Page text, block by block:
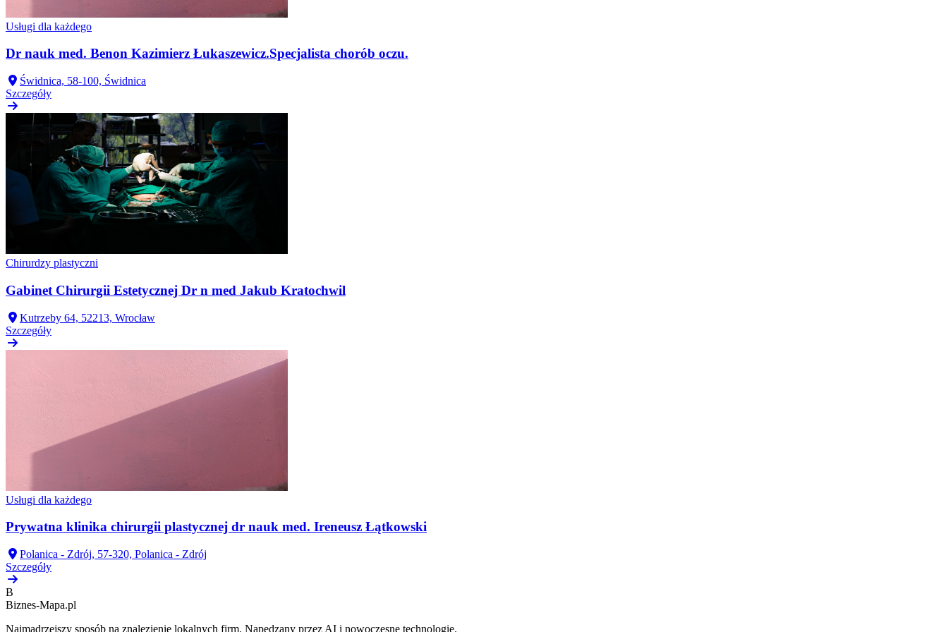
Usługi dla każdego
Dr nauk med. Benon Kazimierz Łukaszewicz.Specjalista chorób oczu.
Świdnica, 58-100, Świdnica
Szczegóły
Chirurdzy plastyczni
Gabinet Chirurgii Estetycznej Dr n med Jakub Kratochwil
Kutrzeby 64, 52213, Wrocław
Szczegóły
Usługi dla każdego
Prywatna klinika chirurgii plastycznej dr nauk med. Ireneusz Łątkowski
Polanica - Zdrój, 57-320, Polanica - Zdrój
Szczegóły
B
Biznes-Mapa.pl
Najmądrzejszy sposób na znalezienie lokalnych firm. Napędzany przez AI i nowoczesne technologie.